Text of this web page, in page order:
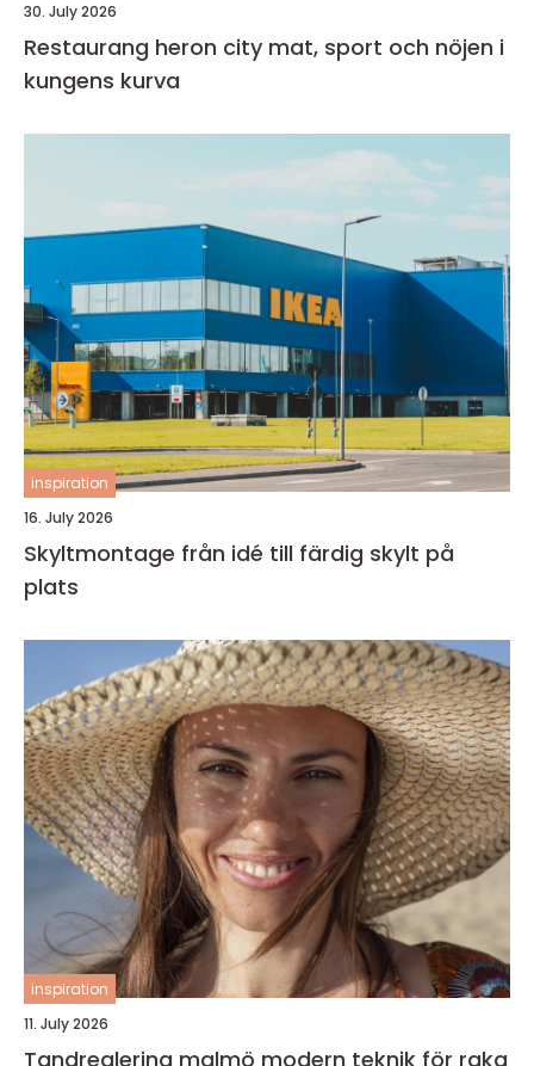
30. July 2026
Restaurang heron city mat, sport och nöjen i
kungens kurva
inspiration
16. July 2026
Skyltmontage från idé till färdig skylt på
plats
inspiration
11. July 2026
Tandreglering malmö modern teknik för raka